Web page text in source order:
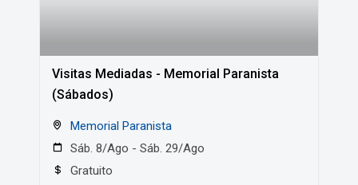
Visitas Mediadas - Memorial Paranista
(Sábados)
Memorial Paranista
Sáb. 8/Ago - Sáb. 29/Ago
Gratuito